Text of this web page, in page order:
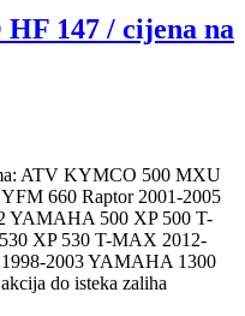
147 / cijena na
ATV KYMCO 500 MXU
660 Raptor 2001-2005
YAMAHA 500 XP 500 T-
XP 530 T-MAX 2012-
2003 YAMAHA 1300
do isteka zaliha